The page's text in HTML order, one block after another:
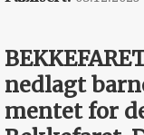
nedlagt
mentet for